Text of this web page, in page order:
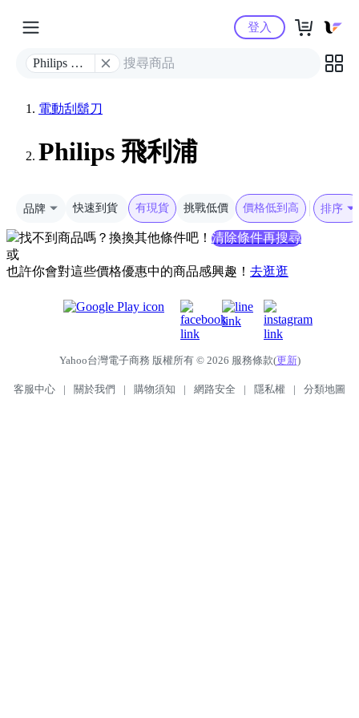
Yahoo購物中心
Philips 飛
登入
電動刮鬍刀
Philips 飛利浦
品牌 快速到貨 有現貨 挑戰低價 價格低到高 排序
找不到商品嗎？換換其他條件吧！ 清除條件再搜尋
或
也許你會對這些價格優惠中的商品感興趣！ 去逛逛
Yahoo台灣電子商務 版權所有 © 2026 服務條款(更新)
客服中心 | 關於我們 | 購物須知 | 網路安全 | 隱私權 | 分類地圖